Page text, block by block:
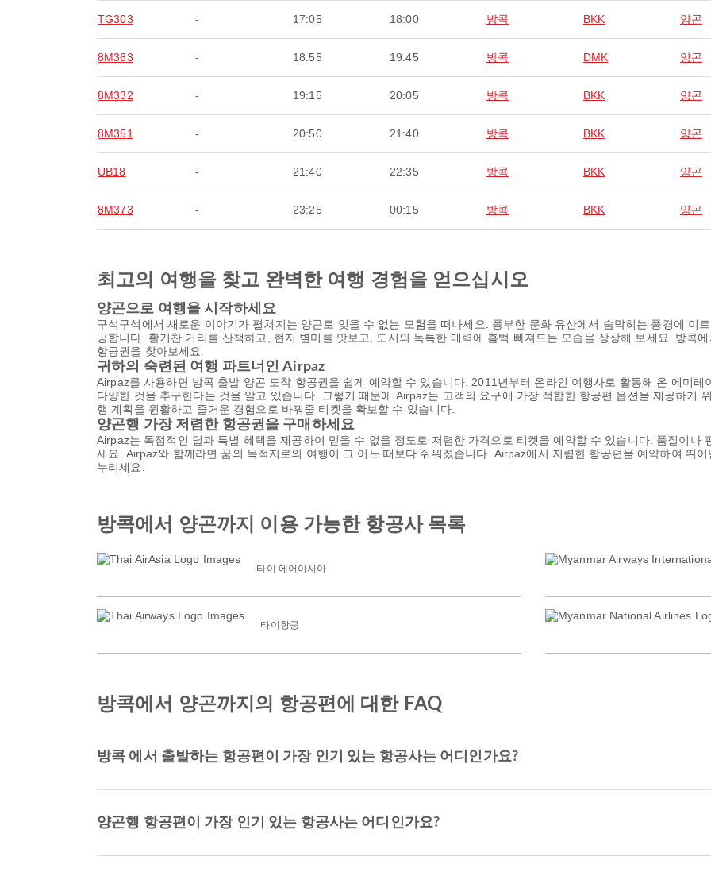
TG303 - 17:05 18:00 방콕 BKK 양곤
8M363 - 18:55 19:45 방콕 DMK 양곤
8M332 - 19:15 20:05 방콕 BKK 양곤
8M351 - 20:50 21:40 방콕 BKK 양곤
UB18 - 21:40 22:35 방콕 BKK 양곤
8M373 - 23:25 00:15 방콕 BKK 양곤
최고의 여행을 찾고 완벽한 여행 경험을 얻으십시오
양곤으로 여행을 시작하세요
구석구석에서 새로운 이야기가 펼쳐지는 양곤로 잊을 수 없는 모험을 떠나세요. 풍부한 문화 유산에서 숨막히는 풍경에 이
공합니다. 활기찬 거리를 산책하고, 현지 별미를 맛보고, 도시의 독특한 매력에 흠뻑 빠져드는 모습을 상상해 보세요. 방콕
항공권을 찾아보세요.
귀하의 숙련된 여행 파트너인 Airpaz
Airpaz를 사용하면 방콕 출발 양곤 도착 항공권을 쉽게 예약할 수 있습니다. 2011년부터 온라인 여행사로 활동해 온 에미
다양한 것을 추구한다는 것을 알고 있습니다. 그렇기 때문에 Airpaz는 고객의 요구에 가장 적합한 항공편 옵션을 제공하기
행 계획을 원활하고 즐거운 경험으로 바꿔줄 티켓을 확보할 수 있습니다.
양곤행 가장 저렴한 항공권을 구매하세요
Airpaz는 독점적인 딜과 특별 혜택을 제공하여 믿을 수 없을 정도로 저렴한 가격으로 티켓을 예약할 수 있습니다. 품질이나
세요. Airpaz와 함께라면 꿈의 목적지로의 여행이 그 어느 때보다 쉬워졌습니다. Airpaz에서 저렴한 항공편을 예약하여 뛰
누리세요.
방콕에서 양곤까지 이용 가능한 항공사 목록
타이 에어아시아
타이항공
방콕에서 양곤까지의 항공편에 대한 FAQ
방콕 에서 출발하는 항공편이 가장 인기 있는 항공사는 어디인가요?
양곤행 항공편이 가장 인기 있는 항공사는 어디인가요?